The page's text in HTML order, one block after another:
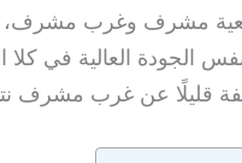
مشرف وغرب مشرف،
العالية في كلا
قليلًا عن غرب مشرف